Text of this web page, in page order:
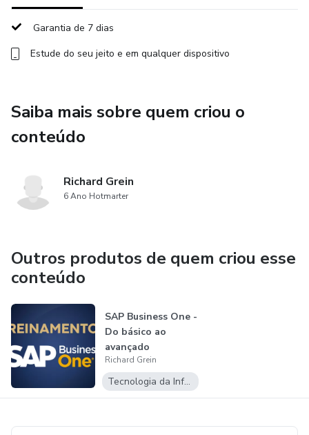
Garantia de 7 dias
Estude do seu jeito e em qualquer dispositivo
Saiba mais sobre quem criou o
conteúdo
Richard Grein
6 Ano Hotmarter
Outros produtos de quem criou esse
conteúdo
SAP Business One -
Do básico ao
avançado
Richard Grein
Tecnologia da Informação